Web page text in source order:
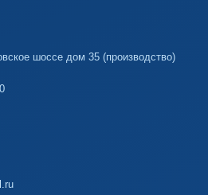
шоссе дом 35 (производство)